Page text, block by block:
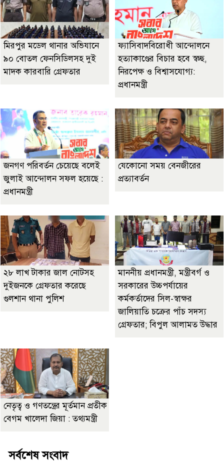
মিরপুর মডেল থানার অভিযানে
৯০ বোতল ফেনসিডিলসহ দুই
মাদক কারবারি গ্রেফতার
ফ্যাসিবাদবিরোধী আন্দোলনে
হত্যাকাণ্ডের বিচার হবে স্বচ্ছ,
নিরপেক্ষ ও বিশ্বাসযোগ্য:
প্রধানমন্ত্রী
জনগণ পরিবর্তন চেয়েছে বলেই
জুলাই আন্দোলন সফল হয়েছে :
প্রধানমন্ত্রী
যেকোনো সময় বেনজীরের
প্রত্যাবর্তন
২৮ লাখ টাকার জাল নোটসহ
দুইজনকে গ্রেফতার করেছে
গুলশান থানা পুলিশ
মাননীয় প্রধানমন্ত্রী, মন্ত্রীবর্গ ও
সরকারের উচ্চপর্যায়ের
কর্মকর্তাদের সিল-স্বাক্ষর
জালিয়াতি চক্রের পাঁচ সদস্য
গ্রেফতার; বিপুল আলামত উদ্ধার
নেতৃত্ব ও গণতন্ত্রের মূর্তমান প্রতীক
বেগম খালেদা জিয়া : তথ্যমন্ত্রী
সর্বশেষ সংবাদ